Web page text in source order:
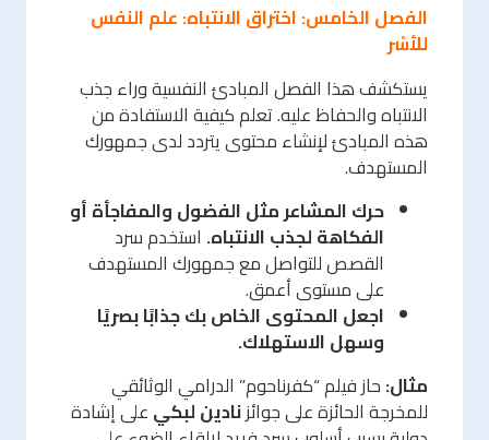
الفصل الخامس: اختراق الانتباه: علم النفس
للأسْر
يستكشف هذا الفصل المبادئ النفسية وراء جذب
الانتباه والحفاظ عليه. تعلم كيفية الاستفادة من
هذه المبادئ لإنشاء محتوى يتردد لدى جمهورك
المستهدف.
حرك المشاعر مثل الفضول والمفاجأة أو
الفكاهة لجذب الانتباه. استخدم سرد
القصص للتواصل مع جمهورك المستهدف
على مستوى أعمق.
اجعل المحتوى الخاص بك جذابًا بصريًا
وسهل الاستهلاك.
مثال: حاز فيلم “كفرناحوم” الدرامي الوثائقي
للمخرجة الحائزة على جوائزنادين لبكي على إشادة